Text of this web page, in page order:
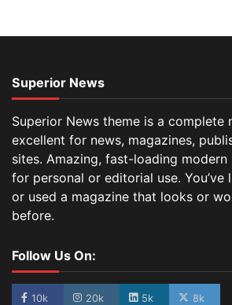
Superior News
Superior News theme is a complete
excellent for news, magazines,
sites. Amazing, fast-loading modern
for personal or editorial use. You’ve
or used a magazine that looks or
before.
Follow Us On:
10k 20k 5k 8k